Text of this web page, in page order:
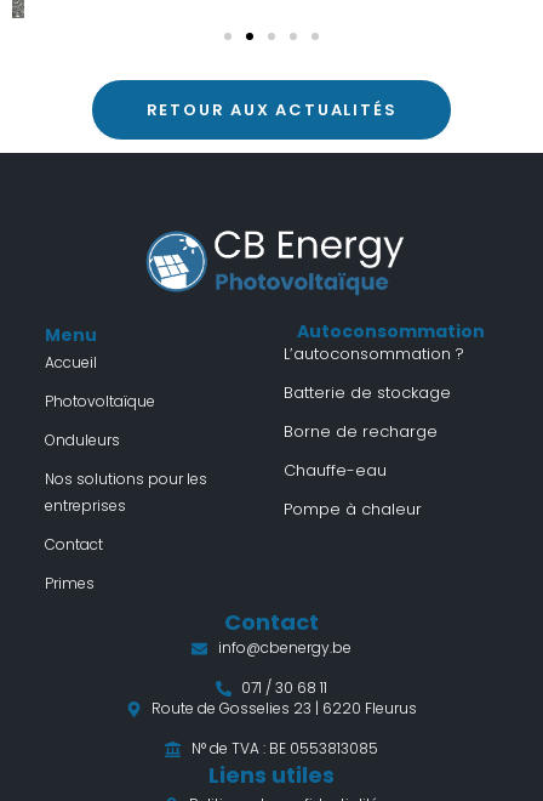
RETOUR AUX ACTUALITÉS
Menu
Accueil
Photovoltaïque
Onduleurs
Nos solutions pour les
entreprises
Contact
Primes
Autoconsommation
L’autoconsommation ?
Batterie de stockage
Borne de recharge
Chauffe-eau
Pompe à chaleur
Contact
info@cbenergy.be
071 / 30 68 11
Route de Gosselies 23 | 6220 Fleurus
N° de TVA : BE 0553813085
Liens utiles